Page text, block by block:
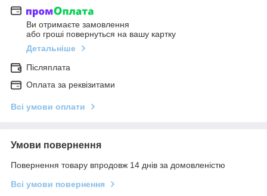
Ви отримаєте замовлення
або гроші повернуться на вашу картку
Детальніше
Післяплата
Оплата за реквізитами
Всі умови оплати
Умови повернення
Повернення товару впродовж 14 днів за домовленістю
Всі умови повернення